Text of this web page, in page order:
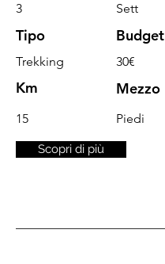
3 Sett
Tipo Budget
Trekking
Km
30€
Mezzo
15 Piedi
Scopri di più